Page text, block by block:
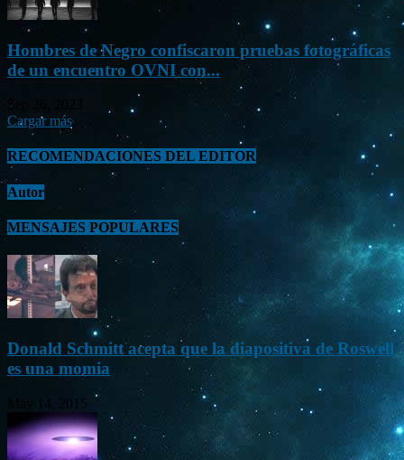
Hombres de Negro confiscaron pruebas fotográficas
de un encuentro OVNI con...
Sep 26, 2023
Cargar más
RECOMENDACIONES DEL EDITOR
Autor
MENSAJES POPULARES
Donald Schmitt acepta que la diapositiva de Roswell
es una momia
May 14, 2015